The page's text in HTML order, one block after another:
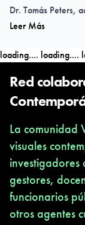
Dr. Tomás Peters,
Dr. Rafael
Modera:
Dr. Manuel
USACH
Auditorio Eduardo
14 de enero -
Leer Más
loading.... loading....
Red
La comunidad
visuales
investigadores
gestores,
funcionarios
otros agentes